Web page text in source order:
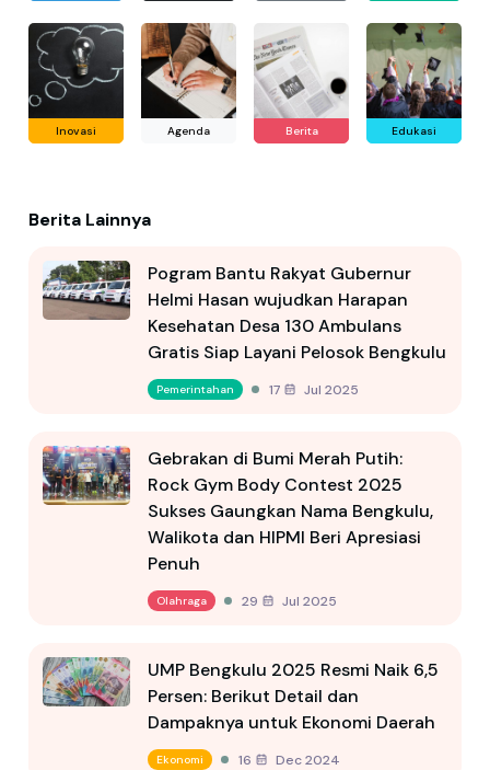
Inovasi Agenda Berita Edukasi
Berita Lainnya
Pogram Bantu Rakyat Gubernur
Helmi Hasan wujudkan Harapan
Kesehatan Desa 130 Ambulans
Gratis Siap Layani Pelosok Bengkulu
Pemerintahan 17 Jul 2025
Gebrakan di Bumi Merah Putih:
Rock Gym Body Contest 2025
Sukses Gaungkan Nama Bengkulu,
Walikota dan HIPMI Beri Apresiasi
Penuh
Olahraga 29 Jul 2025
UMP Bengkulu 2025 Resmi Naik 6,5
Persen: Berikut Detail dan
Dampaknya untuk Ekonomi Daerah
Ekonomi 16 Dec 2024